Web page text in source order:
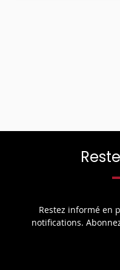
Restez informé en
notifications.